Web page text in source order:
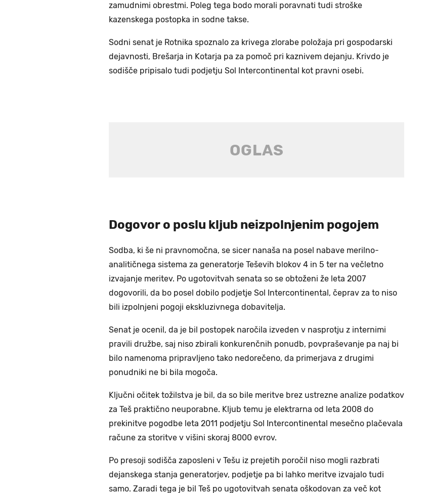
zamudnimi obrestmi. Poleg tega bodo morali poravnati tudi stroške
kazenskega postopka in sodne takse.
Sodni senat je Rotnika spoznalo za krivega zlorabe položaja pri gospodarski
dejavnosti, Brešarja in Kotarja pa za pomoč pri kaznivem dejanju. Krivdo je
sodišče pripisalo tudi podjetju Sol Intercontinental kot pravni osebi.
Dogovor o poslu kljub neizpolnjenim pogojem
Sodba, ki še ni pravnomočna, se sicer nanaša na posel nabave merilno-
analitičnega sistema za generatorje Teševih blokov 4 in 5 ter na večletno
izvajanje meritev. Po ugotovitvah senata so se obtoženi že leta 2007
dogovorili, da bo posel dobilo podjetje Sol Intercontinental, čeprav za to niso
bili izpolnjeni pogoji ekskluzivnega dobavitelja.
Senat je ocenil, da je bil postopek naročila izveden v nasprotju z internimi
pravili družbe, saj niso zbirali konkurenčnih ponudb, povpraševanje pa naj bi
bilo namenoma pripravljeno tako nedorečeno, da primerjava z drugimi
ponudniki ne bi bila mogoča.
Ključni očitek tožilstva je bil, da so bile meritve brez ustrezne analize podatkov
za Teš praktično neuporabne. Kljub temu je elektrarna od leta 2008 do
prekinitve pogodbe leta 2011 podjetju Sol Intercontinental mesečno plačevala
račune za storitve v višini skoraj 8000 evrov.
Po presoji sodišča zaposleni v Tešu iz prejetih poročil niso mogli razbrati
dejanskega stanja generatorjev, podjetje pa bi lahko meritve izvajalo tudi
samo. Zaradi tega je bil Teš po ugotovitvah senata oškodovan za več kot